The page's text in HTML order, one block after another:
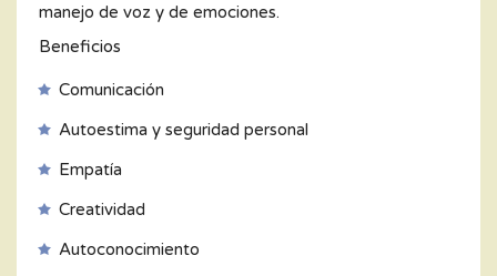
manejo de voz y de emociones.
Beneficios
Comunicación
Autoestima y seguridad personal
Empatía
Creatividad
Autoconocimiento